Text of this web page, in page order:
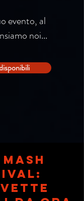
evento, al
noi...